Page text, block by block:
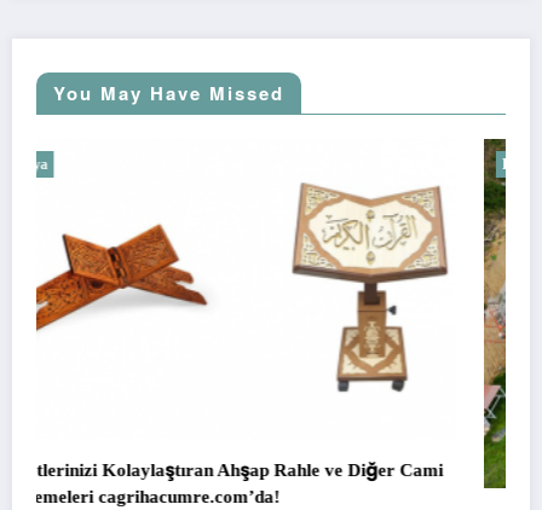
You May Have Missed
ve Diğer Cami